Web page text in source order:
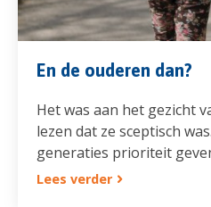
En de ouderen dan?
Het was aan het gezicht
lezen dat ze sceptisch
generaties prioriteit
Lees verder